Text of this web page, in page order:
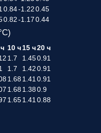
0.84-1.22 0.45
0.82 -1.17 0.44
10 ч15 ч20 ч
1.7 1.450.91
1.7 1.42 0.91
1.68 1.41 0.91
1.68 1.38 0.9
1.651.41 0.88